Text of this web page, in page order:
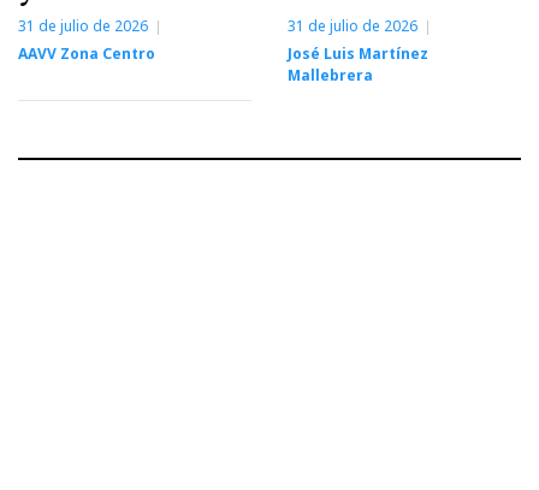
31 de julio de 2026
AAVV Zona Centro
31 de julio de 2026
José Luis Martínez
Mallebrera